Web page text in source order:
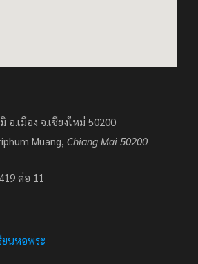
อ.เมือง จ.เชียงใหม่ 50200
Muang, Chiang Mai 50200
ต่อ 11
ยนหอพระ